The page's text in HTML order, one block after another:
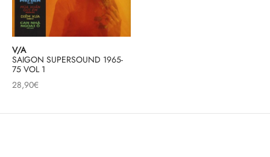
V/A
SAIGON SUPERSOUND 1965-
75 VOL 1
28,90€
MUSIQUES IMPROVISEES
DU MONDE
CLASSIQUE